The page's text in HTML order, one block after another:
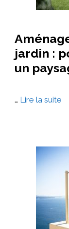
jardin :
un
… Lire la suite